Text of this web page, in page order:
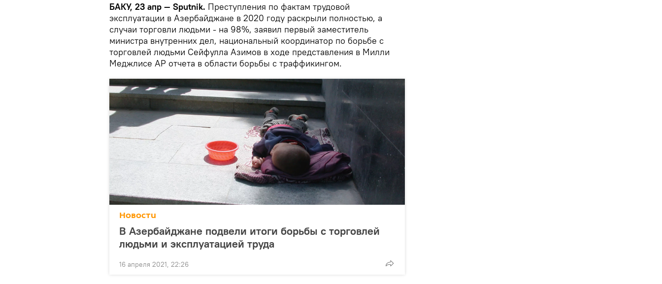
БАКУ, 23 апр — Sputnik. Преступления по фактам трудовой
эксплуатации в Азербайджане в 2020 году раскрыли полностью, а
случаи торговли людьми - на 98%, заявил первый заместитель
министра внутренних дел, национальный координатор по борьбе с
торговлей людьми Сейфулла Азимов в ходе представления в Милли
Меджлисе АР отчета в области борьбы с траффикингом.
Новости
В Азербайджане подвели итоги борьбы с торговлей
людьми и эксплуатацией труда
16 апреля 2021, 22:26